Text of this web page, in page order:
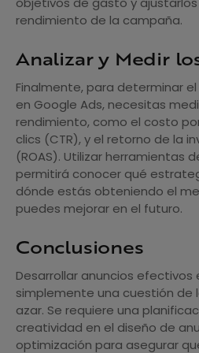
rendimiento de la campaña.
Analizar y Medir
Finalmente, para determinar
en Google Ads, necesitas
rendimiento, como el costo
clics (CTR), y el retorno de la
(ROAS). Utilizar herramientas
permitirá conocer qué
dónde estás obteniendo el
puedes mejorar en el futuro.
Conclusiones
Desarrollar anuncios efectivos
simplemente una cuestión de
azar. Se requiere una
creatividad en el diseño de
optimización para asegurar